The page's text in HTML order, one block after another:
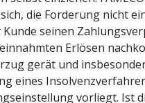
die Forderung nicht
seinen
Erlösen
gerät und
eines
vorliegt. Ist